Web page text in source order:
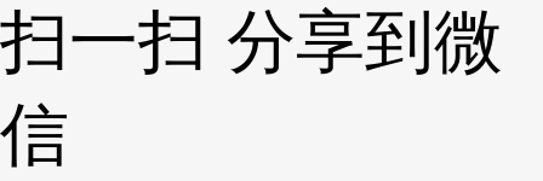
扫一扫 分享到微
信